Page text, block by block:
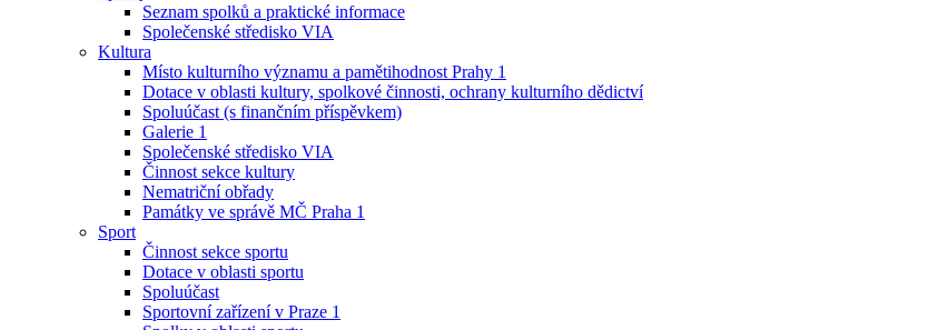
Seznam spolků a praktické informace
Společenské středisko VIA
Kultura
Místo kulturního významu a pamětihodnost Prahy 1
Dotace v oblasti kultury, spolkové činnosti, ochrany kulturního dědictví
Spoluúčast (s finančním příspěvkem)
Galerie 1
Společenské středisko VIA
Činnost sekce kultury
Nematriční obřady
Památky ve správě MČ Praha 1
Sport
Činnost sekce sportu
Dotace v oblasti sportu
Spoluúčast
Sportovní zařízení v Praze 1